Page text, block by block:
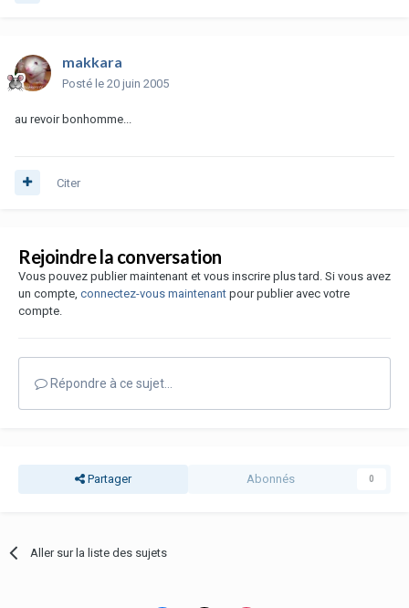
makkara
Posté le 20 juin 2005
au revoir bonhomme...
Citer
Rejoindre la conversation
Vous pouvez publier maintenant et vous inscrire plus tard. Si vous avez
un compte, connectez-vous maintenant pour publier avec votre
compte.
Répondre à ce sujet…
Partager Abonnés 0
Aller sur la liste des sujets